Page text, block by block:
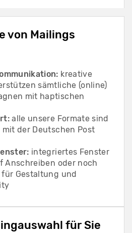
von Mailings
kreative
sämtliche (online)
mit haptischen
alle unsere Formate sind
der Deutschen Post
integriertes Fenster
Anschreiben oder noch
Gestaltung und
für Sie